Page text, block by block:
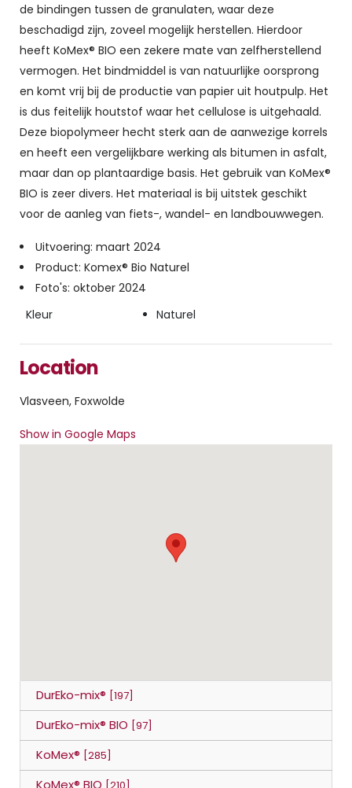
de bindingen tussen de granulaten, waar deze
beschadigd zijn, zoveel mogelijk herstellen. Hierdoor
heeft KoMex® BIO een zekere mate van zelfherstellend
vermogen. Het bindmiddel is van natuurlijke oorsprong
en komt vrij bij de productie van papier uit houtpulp. Het
is dus feitelijk houtstof waar het cellulose is uitgehaald.
Deze biopolymeer hecht sterk aan de aanwezige korrels
en heeft een vergelijkbare werking als bitumen in asfalt,
maar dan op plantaardige basis. Het gebruik van KoMex®
BIO is zeer divers. Het materiaal is bij uitstek geschikt
voor de aanleg van fiets-, wandel- en landbouwwegen.
Uitvoering: maart 2024
Product: Komex® Bio Naturel
Foto's: oktober 2024
Kleur
Naturel
Location
Vlasveen, Foxwolde
Show in Google Maps
DurEko-mix® [197]
DurEko-mix® BIO [97]
KoMex® [285]
KoMex® BIO [210]